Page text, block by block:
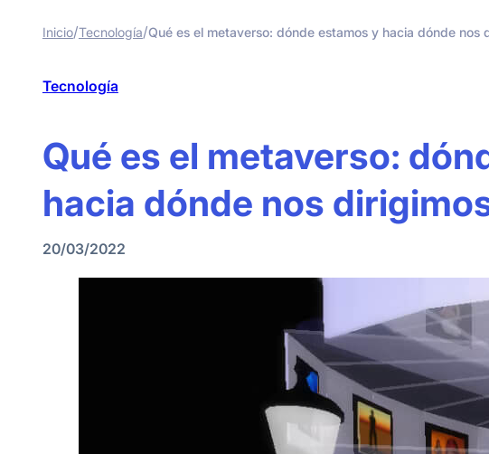
Inicio/Tecnología/Qué es el metaverso: dónde estamos y hacia dónde nos
Tecnología
Qué es el metaverso:
hacia dónde nos
20/03/2022